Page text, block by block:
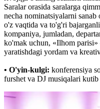
Saralar orasida saralarga
necha nominatsiyalarni
o'z vaqtida va to'g'ri
kompaniya, jumladan,
ko'mak uchun, «Ilhom
yaratishdagi yordam va
• O'yin-kulgi: konferensiya
furshet va DJ musiqalari